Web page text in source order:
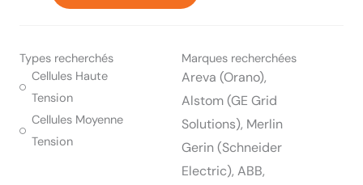
Types recherchés
Cellules Haute
Tension
Cellules Moyenne
Tension
Marques recherchées
Areva (Orano),
Alstom (GE Grid
Solutions), Merlin
Gerin (Schneider
Electric), ABB,